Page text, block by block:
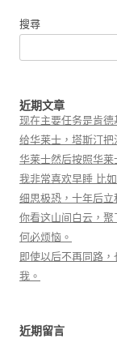
搜尋
近期文章
现在主要任务是肯
给华莱士，塔斯汀
华莱士然后按照华莱
我非常喜欢早睡 比
细思极恐，十年后立
你看这山间白云，
何必烦恼。
即使以后不再同路
我。
近期留言